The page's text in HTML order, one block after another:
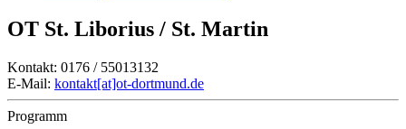
OT St. Liborius / St. Martin
Kontakt: 0176 / 55013132
E-Mail: kontakt[at]ot-dortmund.de
Programm